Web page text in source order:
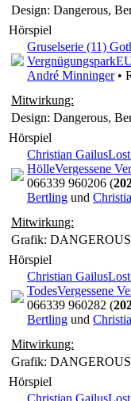
Design: Dangerous,
Hörspiel
Gruselserie (11)
Vergnügungspark
André Minninger•
Mitwirkung:
Design: Dangerous,
Hörspiel
Christian Gailus
HölleVergessene
066339 960206 (
Bertling und
Mitwirkung:
Grafik:
Hörspiel
Christian Gailus
TodesVergessene
066339 960282 (
Bertling und
Mitwirkung:
Grafik:
Hörspiel
Christian Gailus